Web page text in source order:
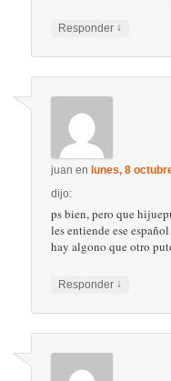
Responder ↓
juan en lunes, 8
dijo:
ps bien, pero que
les entiende ese
hay algono que otro
Responder ↓